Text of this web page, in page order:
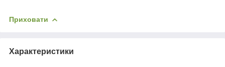
Приховати
Характеристики